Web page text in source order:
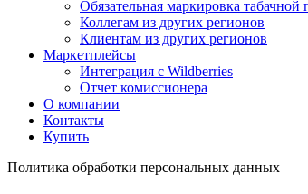
Обязательная маркировка табачной
Коллегам из других регионов
Клиентам из других регионов
Маркетплейсы
Интеграция с Wildberries
Отчет комиссионера
О компании
Контакты
Купить
Политика обработки персональных данных